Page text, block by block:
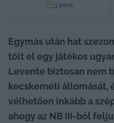
3 perc
Egymás után hat
tölt el egy játékos
Levente biztosan nem
kecskeméti állomását,
vélhetően inkább a
ahogy az NB III-ból